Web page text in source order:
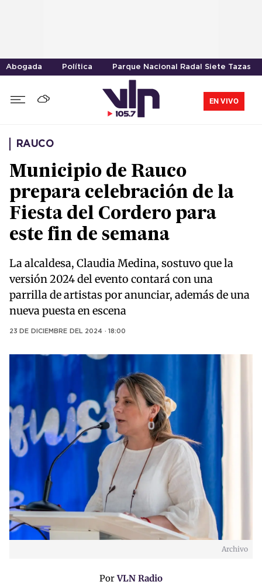
Abogada Política Parque Nacional Radal Siete Tazas
EN VIVO
RAUCO
Municipio de Rauco
prepara celebración de la
Fiesta del Cordero para
este fin de semana
La alcaldesa, Claudia Medina, sostuvo que la
versión 2024 del evento contará con una
parrilla de artistas por anunciar, además de una
nueva puesta en escena
23 DE DICIEMBRE DEL 2024 · 18:00
Archivo
PorVLN Radio